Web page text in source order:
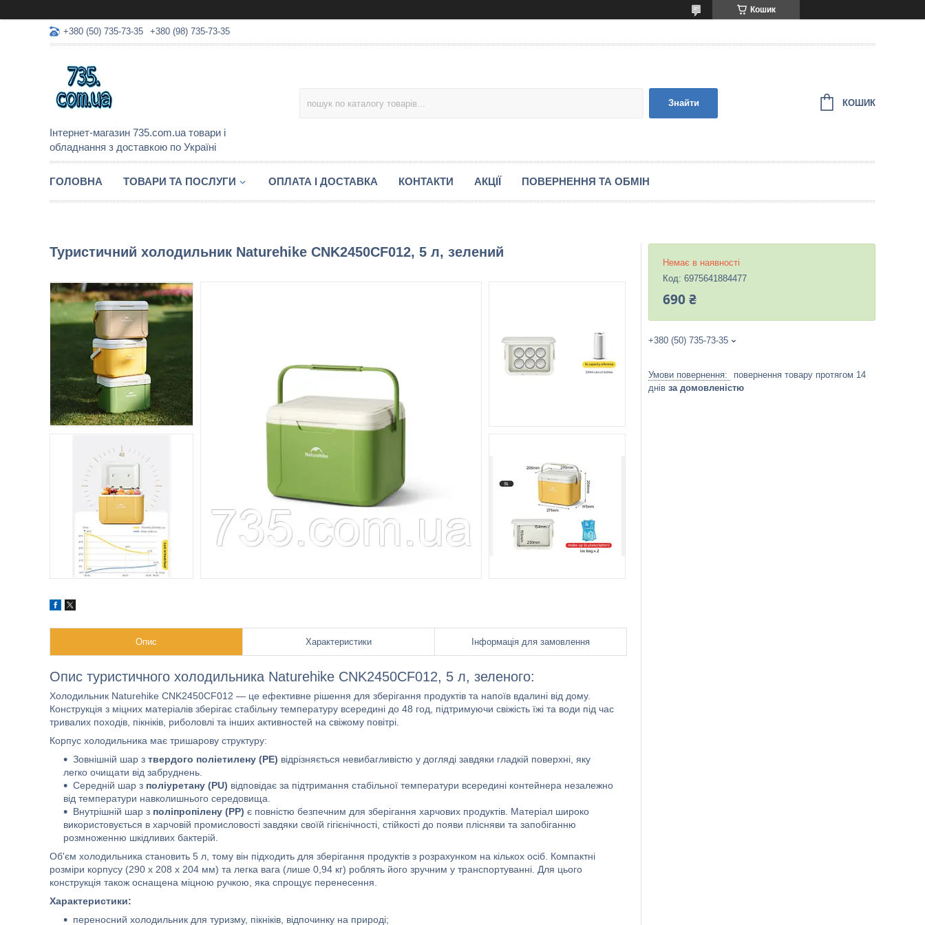
Кошик
+380 (50) 735-73-35 +380 (98) 735-73-35
Інтернет-магазин 735.com.ua товари і
обладнання з доставкою по Україні
Знайти КОШИК
ГОЛОВНА ТОВАРИ ТА ПОСЛУГИ ОПЛАТА І ДОСТАВКА КОНТАКТИ АКЦІЇ ПОВЕРНЕННЯ ТА ОБМІН
Туристичний холодильник Naturehike CNK2450CF012, 5 л, зелений
Опис Характеристики Інформація для замовлення
Опис туристичного холодильника Naturehike CNK2450CF012, 5 л, зеленого:
Холодильник Naturehike CNK2450CF012 — це ефективне рішення для зберігання продуктів та напоїв вдалині від дому.
Конструкція з міцних матеріалів зберігає стабільну температуру всередині до 48 год, підтримуючи свіжість їжі та води під час
тривалих походів, пікніків, риболовлі та інших активностей на свіжому повітрі.
Корпус холодильника має тришарову структуру:
Зовнішній шар з твердого поліетилену (PE) відрізняється невибагливістю у догляді завдяки гладкій поверхні, яку
легко очищати від забруднень.
Середній шар з поліуретану (PU) відповідає за підтримання стабільної температури всередині контейнера незалежно
від температури навколишнього середовища.
Внутрішній шар з поліпропілену (PP) є повністю безпечним для зберігання харчових продуктів. Матеріал широко
використовується в харчовій промисловості завдяки своїй гігієнічності, стійкості до появи плісняви та запобіганню
розмноженню шкідливих бактерій.
Об'єм холодильника становить 5 л, тому він підходить для зберігання продуктів з розрахунком на кількох осіб. Компактні
розміри корпусу (290 х 208 х 204 мм) та легка вага (лише 0,94 кг) роблять його зручним у транспортуванні. Для цього
конструкція також оснащена міцною ручкою, яка спрощує перенесення.
Характеристики:
переносний холодильник для туризму, пікніків, відпочинку на природі;
Немає в наявності
Код: 6975641884477
690 ₴
+380 (50) 735-73-35
повернення товару протягом 14
днів за домовленістю